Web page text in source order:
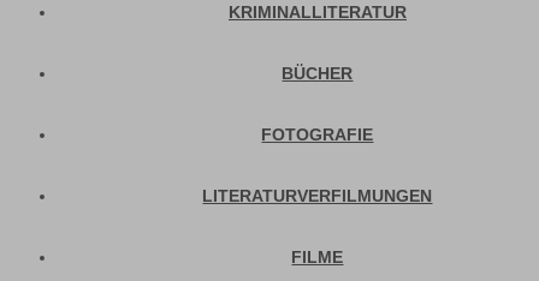
KRIMINALLITERATUR
BÜCHER
FOTOGRAFIE
LITERATURVERFILMUNGEN
FILME